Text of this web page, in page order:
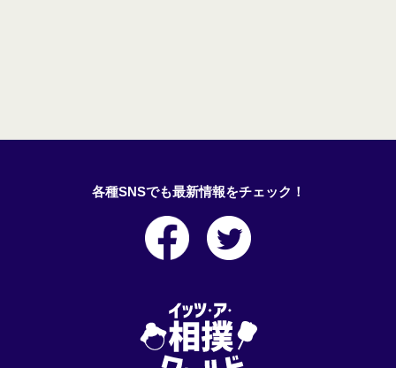
各種SNSでも最新情報をチェック！